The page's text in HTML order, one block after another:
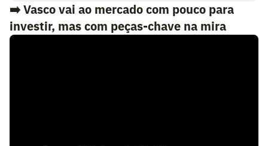
➡️Vasco vai ao mercado com pouco para
investir, mas com peças-chave na mira